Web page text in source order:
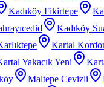
Kadıköy Fikirtepe
Kadıköy
Kartal
Yakacık Yeni
Maltepe Cevizli